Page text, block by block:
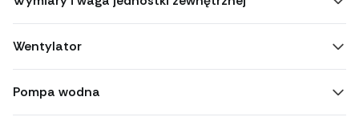
Wentylator
Pompa wodna